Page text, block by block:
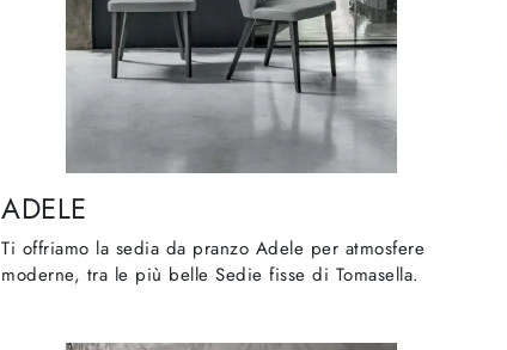
ADELE
Ti offriamo la sedia da pranzo Adele per atmosfere
moderne, tra le più belle Sedie fisse di Tomasella.